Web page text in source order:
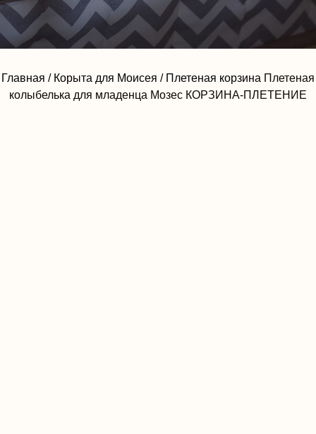
Главная / Корыта для Моисея / Плетеная корзина Плетеная
колыбелька для младенца Мозес КОРЗИНА-ПЛЕТЕНИЕ